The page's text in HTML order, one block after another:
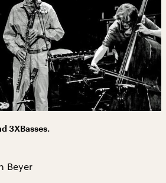
3XBasses.
Beyer